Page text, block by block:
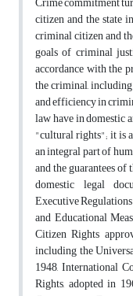
citizen and the state
criminal citizen and
goals of criminal
accordance with the
the criminal,
and efficiency in
law have in domestic
"cultural rights"; it is
an integral part of
and the guarantees
domestic legal
Executive
and Educational
Citizen Rights
including the
1948, International
Rights, adopted in